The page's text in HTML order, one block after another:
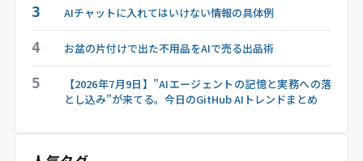
3 AIチャットに入れてはいけない情報の具体例
4 お盆の片付けで出た不用品をAIで売る出品術
5
【2026年7月9日】”AIエージェントの記憶と実務への落
とし込み”が来てる。今日のGitHub AIトレンドまとめ